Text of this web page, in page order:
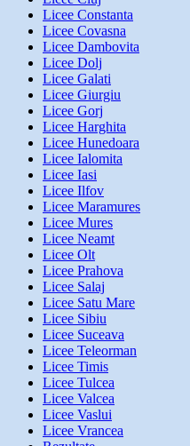
Licee Constanta
Licee Covasna
Licee Dambovita
Licee Dolj
Licee Galati
Licee Giurgiu
Licee Gorj
Licee Harghita
Licee Hunedoara
Licee Ialomita
Licee Iasi
Licee Ilfov
Licee Maramures
Licee Mures
Licee Neamt
Licee Olt
Licee Prahova
Licee Salaj
Licee Satu Mare
Licee Sibiu
Licee Suceava
Licee Teleorman
Licee Timis
Licee Tulcea
Licee Valcea
Licee Vaslui
Licee Vrancea